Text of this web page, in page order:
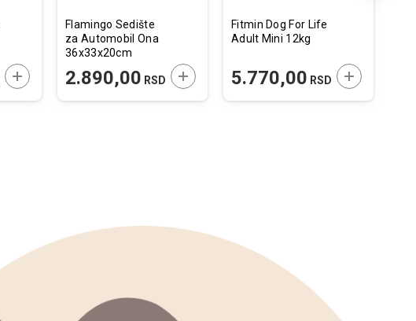
DODAJTE U KORPU
Flamingo Sedište
za Automobil Ona
36x33x20cm
2.890,00 RSD DODAJTE U KORPU
Fitmin Dog For Life
Adult Mini 12kg
5.770,00 RSD DODAJTE U